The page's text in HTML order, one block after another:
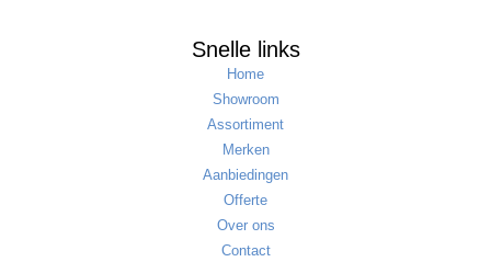
Snelle links
Home
Showroom
Assortiment
Merken
Aanbiedingen
Offerte
Over ons
Contact